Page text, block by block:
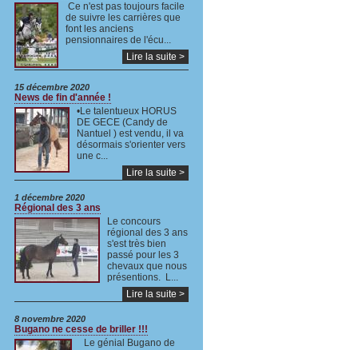
Ce n'est pas toujours facile
de suivre les carrières que
font les anciens
pensionnaires de l'écu...
Lire la suite >
15 décembre 2020
News de fin d'année !
•Le talentueux HORUS
DE GECE (Candy de
Nantuel ) est vendu, il va
désormais s'orienter vers
une c...
Lire la suite >
1 décembre 2020
Régional des 3 ans
Le concours
régional des 3 ans
s'est très bien
passé pour les 3
chevaux que nous
présentions. L...
Lire la suite >
8 novembre 2020
Bugano ne cesse de briller !!!
Le génial Bugano de